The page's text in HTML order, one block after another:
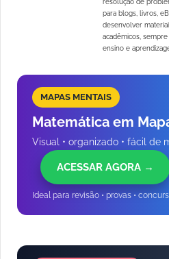
resolução de
para blogs, livros,
desenvolver
acadêmicos,
ensino e
MAPAS MENTAIS
Matemática em
Visual • organizado • fácil de
ACESSAR AGORA →
Ideal para revisão • provas •